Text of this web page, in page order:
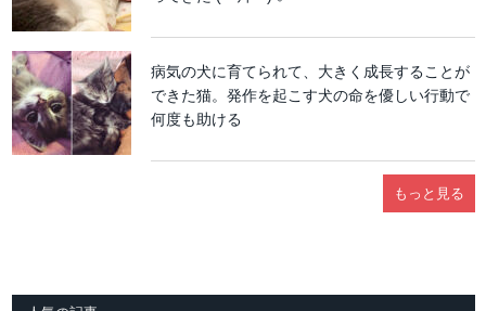
病気の犬に育てられて、大きく成長することが
できた猫。発作を起こす犬の命を優しい行動で
何度も助ける
もっと見る